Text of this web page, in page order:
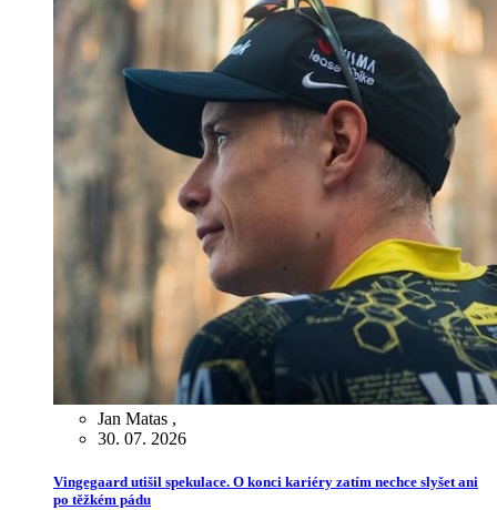
Jan Matas ,
30. 07. 2026
Vingegaard utišil spekulace. O konci kariéry zatím nechce slyšet ani
po těžkém pádu